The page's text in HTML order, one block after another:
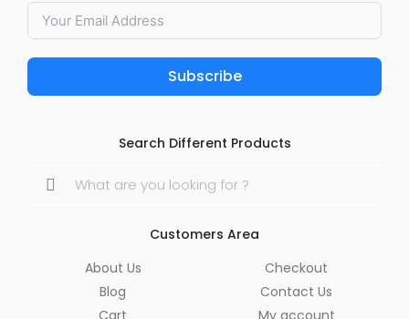
Subscribe
Search Different Products
Search
Customers Area
About Us
Blog
Cart
Checkout
Contact Us
My account